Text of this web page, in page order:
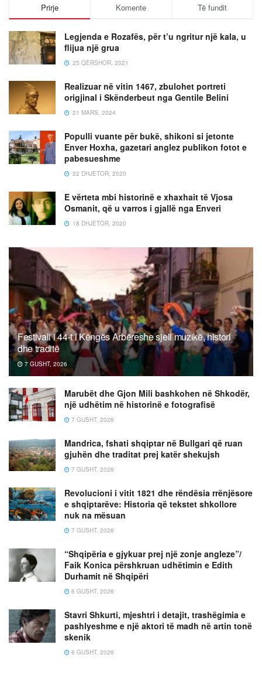
Prirje Komente Të fundit
Legjenda e Rozafës, për t’u ngritur një kala, u
flijua një grua
25 QERSHOR, 2021
Realizuar në vitin 1467, zbulohet portreti
origjinal i Skënderbeut nga Gentile Belini
21 MARS, 2024
Populli vuante për bukë, shikoni si jetonte
Enver Hoxha, gazetari anglez publikon fotot e
pabesueshme
22 DHJETOR, 2020
E vërteta mbi historinë e xhaxhait të Vjosa
Osmanit, që u varros i gjallë nga Enveri
18 DHJETOR, 2020
Festivali i 44-t i Këngës Arbëreshe sjell muzikë, histori
dhe traditë
7 GUSHT, 2026
Marubët dhe Gjon Mili bashkohen në Shkodër,
një udhëtim në historinë e fotografisë
7 GUSHT, 2026
Mandrica, fshati shqiptar në Bullgari që ruan
gjuhën dhe traditat prej katër shekujsh
7 GUSHT, 2026
Revolucioni i vitit 1821 dhe rëndësia rrënjësore
e shqiptarëve: Historia që tekstet shkollore
nuk na mësuan
7 GUSHT, 2026
“Shqipëria e gjykuar prej një zonje angleze”/
Faik Konica përshkruan udhëtimin e Edith
Durhamit në Shqipëri
6 GUSHT, 2026
Stavri Shkurti, mjeshtri i detajit, trashëgimia e
pashlyeshme e një aktori të madh në artin tonë
skenik
6 GUSHT, 2026